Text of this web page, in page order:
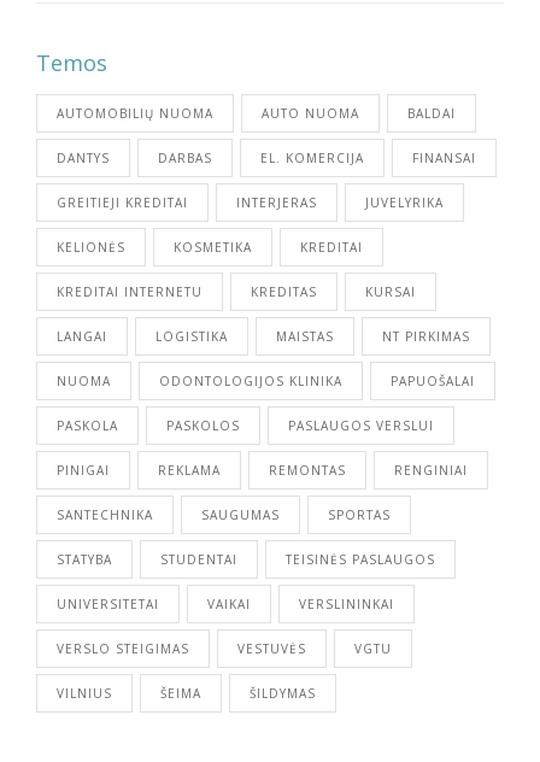
Temos
AUTOMOBILIŲ NUOMA AUTO NUOMA BALDAI
DANTYS DARBAS EL. KOMERCIJA FINANSAI
GREITIEJI KREDITAI INTERJERAS JUVELYRIKA
KELIONĖS KOSMETIKA KREDITAI
KREDITAI INTERNETU KREDITAS KURSAI
LANGAI LOGISTIKA MAISTAS NT PIRKIMAS
NUOMA ODONTOLOGIJOS KLINIKA PAPUOŠALAI
PASKOLA PASKOLOS PASLAUGOS VERSLUI
PINIGAI REKLAMA REMONTAS RENGINIAI
SANTECHNIKA SAUGUMAS SPORTAS
STATYBA STUDENTAI TEISINĖS PASLAUGOS
UNIVERSITETAI VAIKAI VERSLININKAI
VERSLO STEIGIMAS VESTUVĖS VGTU
VILNIUS ŠEIMA ŠILDYMAS